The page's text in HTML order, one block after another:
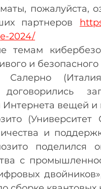
пожалуйста,
партнеров
2024/
темам
и безопасного
Салерно
Интернета вещей и
и
поделился
с